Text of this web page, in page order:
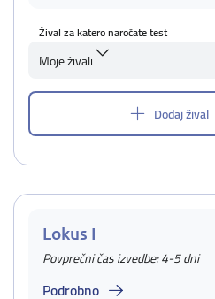
Žival za katero naročate test
Moje živali
Dodaj žival
Lokus I
Povprečni čas izvedbe: 4-5 dni
Podrobno